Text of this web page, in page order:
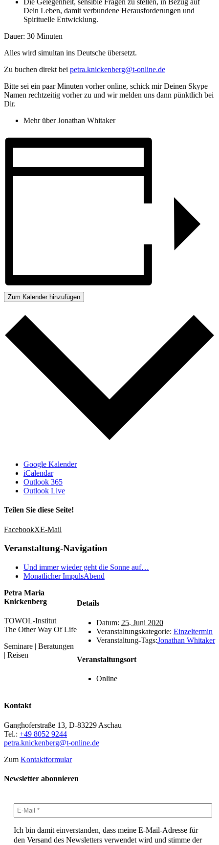
Die Gelegenheit, sensible Fragen zu stellen, in Bezug auf
Dein Leben, damit verbundene Herausforderungen und
Spirituelle Entwicklung.
Dauer: 30 Minuten
Alles wird simultan ins Deutsche übersetzt.
Zu buchen direkt bei petra.knickenberg@t-online.de
Bitte sei ein paar Minuten vorher online, schick mir Deinen Skype
Namen rechtzeitig vorher zu und wir melden uns dann pünktlich bei
Dir.
Mehr über Jonathan Whitaker
Zum Kalender hinzufügen
Google Kalender
iCalendar
Outlook 365
Outlook Live
Teilen Sie diese Seite!
FacebookXE-Mail
Veranstaltung-Navigation
Und immer wieder geht die Sonne auf…
Monatlicher ImpulsAbend
Details
Datum: 25. Juni 2020
Veranstaltungskategorie: Einzeltermin
Veranstaltung-Tags:Jonathan Whitaker
Veranstaltungsort
Online
Petra Maria
Knickenberg
TOWOL-Institut
The Other Way Of Life
Seminare | Beratungen
| Reisen
Kontakt
Ganghoferstraße 13, D-83229 Aschau
Tel.: +49 8052 9244
petra.knickenberg@t-online.de
Zum Kontaktformular
Newsletter abonnieren
Ich bin damit einverstanden, dass meine E-Mail-Adresse für
den Versand des Newsletters verwendet wird und stimme der